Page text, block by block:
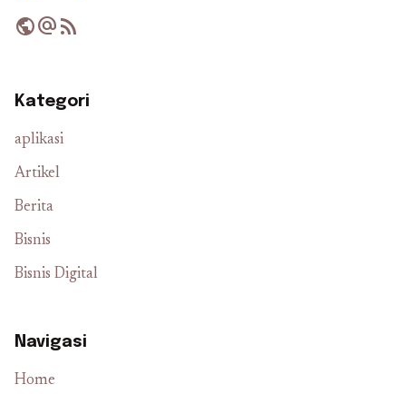
publicalternate_emailrss_feed
Kategori
aplikasi
Artikel
Berita
Bisnis
Bisnis Digital
Navigasi
Home